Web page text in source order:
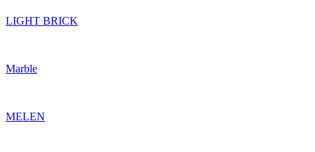
LIGHT BRICK
Marble
MELEN